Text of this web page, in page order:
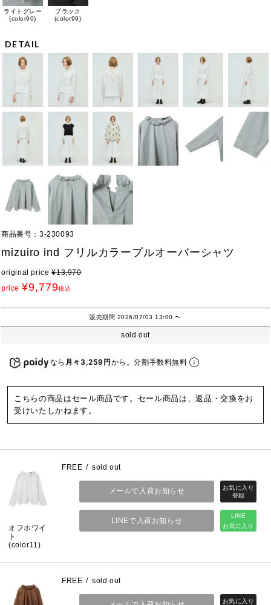
ライトグレー
(color90)
ブラック
(color99)
DETAIL
商品番号 3-230093
mizuiro ind フリルカラープルオーバーシャツ
original price ¥13,970
price ¥9,779税込
販売期間 2026/07/03 13:00〜
sold out
なら 月々3,259円から。分割手数料無料
こちらの商品はセール商品です。セール商品は、返品・交換をお
受けいたしかねます。
オフホワイ
ト
(color11)
FREE sold out
LINE
お気に入り
メールで入荷お知らせ
LINEで入荷お知らせ
FREE sold out